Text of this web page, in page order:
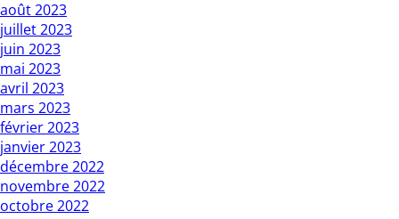
août 2023
juillet 2023
juin 2023
mai 2023
avril 2023
mars 2023
février 2023
janvier 2023
décembre 2022
novembre 2022
octobre 2022